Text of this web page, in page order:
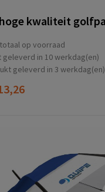
op voorraad
geleverd in 10 werkdag(en)
geleverd in 3 werkdag(en)